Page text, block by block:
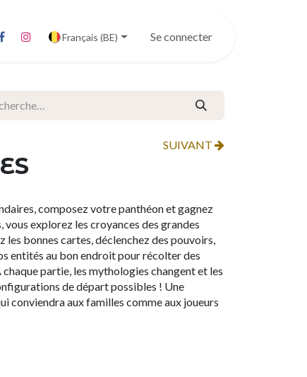
Français (BE) Se connecter
SUIVANT
composez votre panthéon et gagnez
explorez les croyances des grandes
les bonnes cartes, déclenchez des pouvoirs,
entités au bon endroit pour récolter des
partie, les mythologies changent et les
de départ possibles ! Une
conviendra aux familles comme aux joueurs